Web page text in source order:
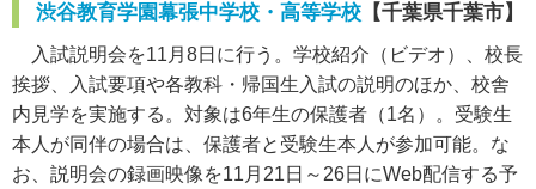
渋谷教育学園幕張中学校・高等学校 【千葉県千葉市】
入試説明会を11月8日に行う。学校紹介（ビデオ）、校長
挨拶、入試要項や各教科・帰国生入試の説明のほか、校舎
内見学を実施する。対象は6年生の保護者（1名）。受験生
本人が同伴の場合は、保護者と受験生本人が参加可能。な
お、説明会の録画映像を11月21日～26日にWeb配信する予